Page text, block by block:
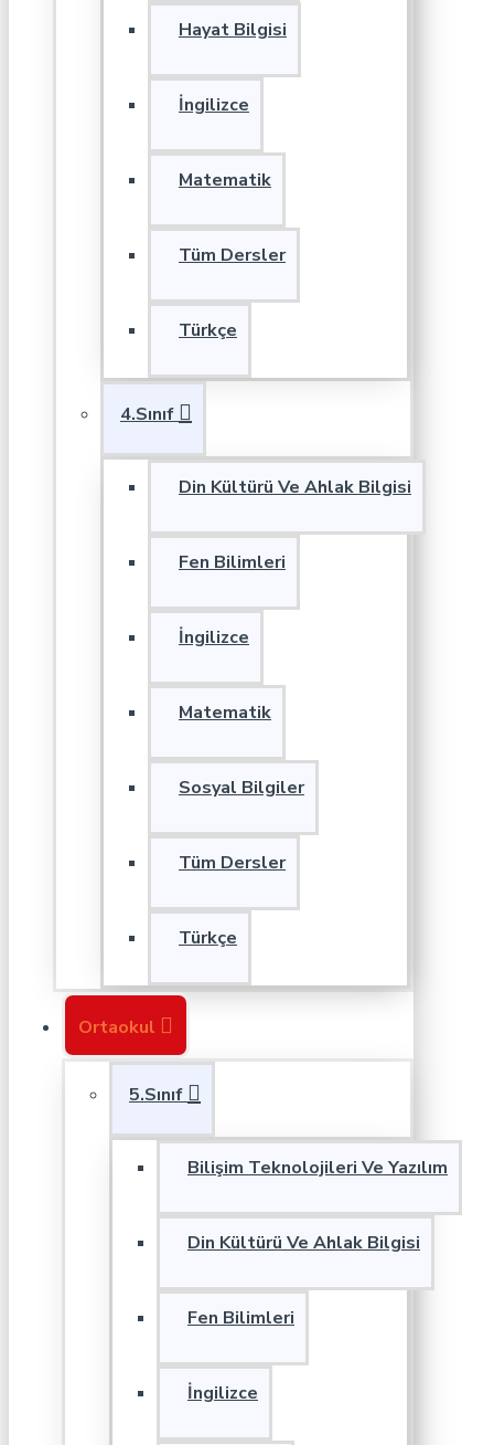
Hayat Bilgisi
İngilizce
Matematik
Tüm Dersler
Türkçe
4.Sınıf
Din Kültürü Ve Ahlak Bilgisi
Fen Bilimleri
İngilizce
Matematik
Sosyal Bilgiler
Tüm Dersler
Türkçe
Ortaokul
5.Sınıf
Bilişim Teknolojileri Ve Yazılım
Din Kültürü Ve Ahlak Bilgisi
Fen Bilimleri
İngilizce